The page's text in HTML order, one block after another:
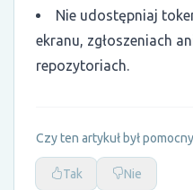
Nie udostępniaj
ekranu, zgłoszeniach
repozytoriach.
Czy ten artykuł był
Tak Nie